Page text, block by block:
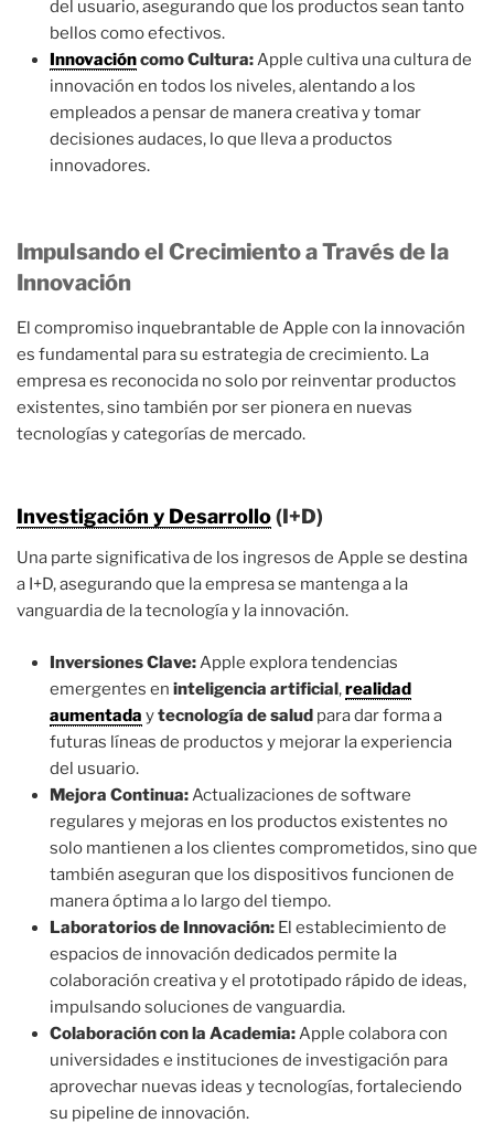
del usuario, asegurando que los productos sean tanto
bellos como efectivos.
Innovacióncomo Cultura:Apple cultiva una cultura de
innovación en todos los niveles, alentando a los
empleados a pensar de manera creativa y tomar
decisiones audaces, lo que lleva a productos
innovadores.
Impulsando el Crecimiento a Través de la
Innovación
El compromiso inquebrantable de Apple con la innovación
es fundamental para su estrategia de crecimiento. La
empresa es reconocida no solo por reinventar productos
existentes, sino también por ser pionera en nuevas
tecnologías y categorías de mercado.
Investigación y Desarrollo(I+D)
Una parte significativa de los ingresos de Apple se destina
a I+D, asegurando que la empresa se mantenga a la
vanguardia de la tecnología y la innovación.
Inversiones Clave:Apple explora tendencias
emergentes en inteligencia artificial,realidad
aumentada ytecnología de salud para dar forma a
futuras líneas de productos y mejorar la experiencia
del usuario.
Mejora Continua:Actualizaciones de software
regulares y mejoras en los productos existentes no
solo mantienen a los clientes comprometidos, sino que
también aseguran que los dispositivos funcionen de
manera óptima a lo largo del tiempo.
Laboratorios de Innovación: El establecimiento de
espacios de innovación dedicados permite la
colaboración creativa y el prototipado rápido de ideas,
impulsando soluciones de vanguardia.
Colaboración con la Academia:Apple colabora con
universidades e instituciones de investigación para
aprovechar nuevas ideas y tecnologías, fortaleciendo
su pipeline de innovación.